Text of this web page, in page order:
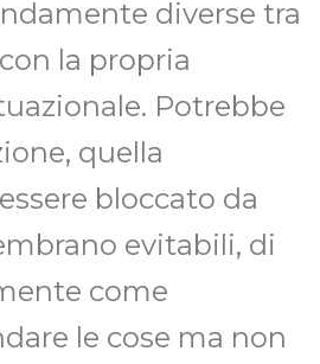
diverse tra
la propria
Potrebbe
quella
bloccato da
evitabili, di
come
le cose ma non